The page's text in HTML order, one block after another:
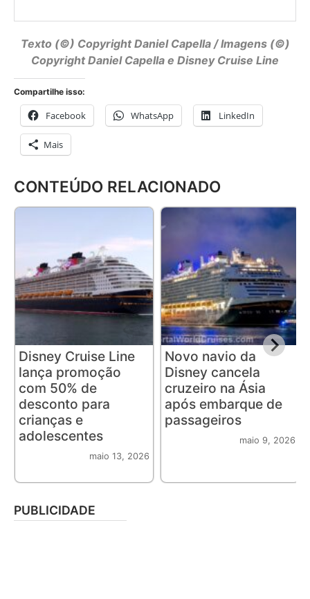
Texto (©) CopyrightDaniel Capella/ Imagens (©)
Copyright Daniel Capella e Disney Cruise Line
Compartilhe isso:
Facebook WhatsApp LinkedIn
Mais
CONTEÚDO RELACIONADO
Disney Cruise Line
lança promoção
com 50% de
desconto para
crianças e
adolescentes
maio 13, 2026
Novo navio da
Disney cancela
cruzeiro na Ásia
após embarque de
passageiros
maio 9, 2026
PUBLICIDADE